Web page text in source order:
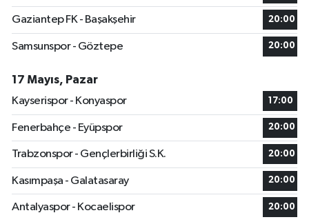
Gaziantep FK - Başakşehir 20:00
Samsunspor - Göztepe 20:00
17 Mayıs, Pazar
Kayserispor - Konyaspor
17:00
Fenerbahçe - Eyüpspor 20:00
Trabzonspor - Gençlerbirliği S.K. 20:00
Kasımpaşa - Galatasaray 20:00
Antalyaspor - Kocaelispor 20:00